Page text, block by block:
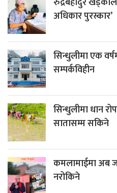
अधिकार पुरस्कार’
सिन्धुलीमा एक
सम्पर्कविहीन
सिन्धुलीमा धान
सातासम्म सकिने
कमलामाईमा अब
नरोकिने